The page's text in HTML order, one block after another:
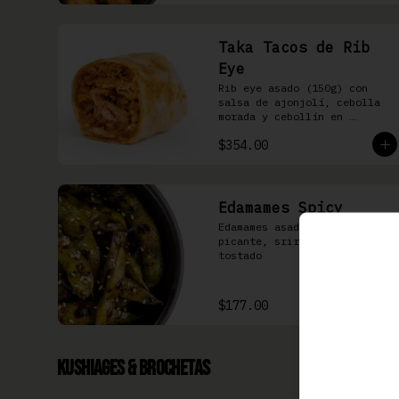
Taka Tacos de Rib
Eye
Rib eye asado (150g) con
salsa de ajonjolí, cebolla
morada y cebollín en
$354.00
Edamames Spicy
Edamames asados, soya
picante, sriracha & ajonjolí
tostado
$177.00
Kushiages & Brochetas